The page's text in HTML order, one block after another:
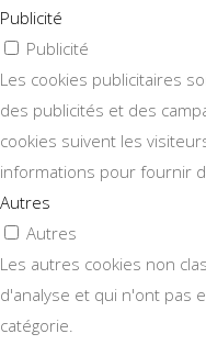
Publicité
Publicité
Les cookies publicitaires
des publicités et des
cookies suivent les
informations pour fournir
Autres
Autres
Les autres cookies non
d'analyse et qui n'ont pas
catégorie.